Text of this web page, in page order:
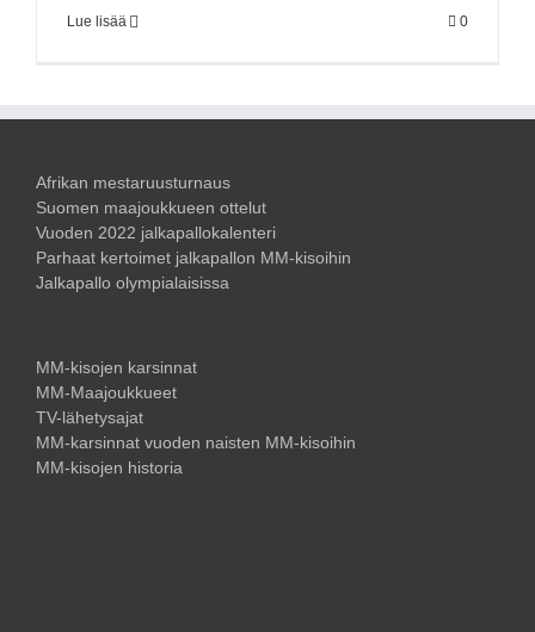
Lue lisää 0
Afrikan mestaruusturnaus
Suomen maajoukkueen ottelut
Vuoden 2022 jalkapallokalenteri
Parhaat kertoimet jalkapallon MM-kisoihin
Jalkapallo olympialaisissa
MM-kisojen karsinnat
MM-Maajoukkueet
TV-lähetysajat
MM-karsinnat vuoden naisten MM-kisoihin
MM-kisojen historia